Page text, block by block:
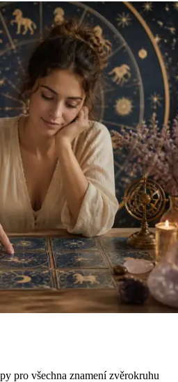
pro všechna znamení zvěrokruhu